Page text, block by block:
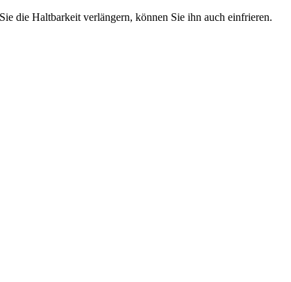
die Haltbarkeit verlängern, können Sie ihn auch einfrieren.